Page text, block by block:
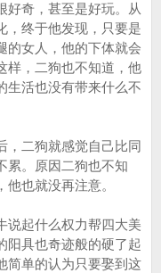
好奇，甚至是好玩。从
，终于他发现，只要是
的女人，他的下体就会
样，二狗也不知道，他
生活也没有带来什么不
二狗就感觉自己比同
累。原因二狗也不知
也就没再注意。
起什么权力帮四大美
阳具也奇迹般的硬了起
简单的认为只要娶到这